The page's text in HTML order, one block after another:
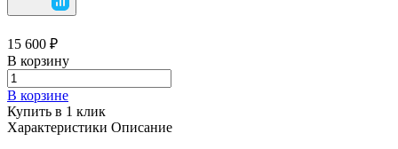
15 600 ₽
В корзину
В корзине
Купить в 1 клик
Характеристики Описание